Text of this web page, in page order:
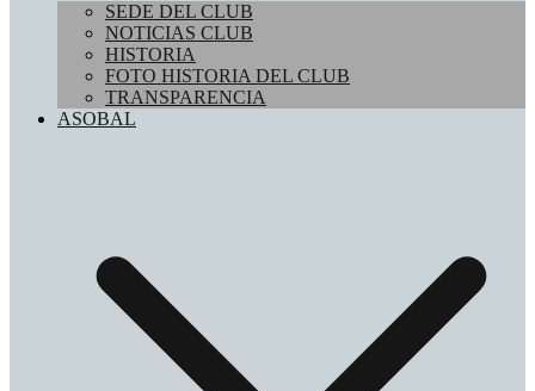
SEDE DEL CLUB
NOTICIAS CLUB
HISTORIA
FOTO HISTORIA DEL CLUB
TRANSPARENCIA
ASOBAL